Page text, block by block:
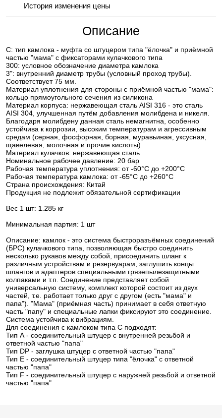
История изменения цены
Описание
С: тип камлока - муфта со штуцером типа "ёлочка" и приёмной
частью "мама" с фиксаторами кулачкового типа
300: условное обозначение диаметра камлока
3": внутренний диаметр трубы (условный проход трубы).
Соответствует 75 мм.
Материал уплотнения для стороны с приёмной частью "мама":
кольцо прямоугольного сечения из силикона
Материал корпуса: нержавеющая сталь AISI 316 - это сталь
AISI 304, улучшенная путём добавления молибдена и никеля.
Благодаря молибдену данная сталь немагнитна, особенно
устойчива к коррозии, высоким температурам и агрессивным
средам (серная, фосфорная, борная, муравьиная, уксусная,
щавелевая, молочная и прочие кислоты)
Материал кулачков: нержавеющая сталь
Номинальное рабочее давление: 20 бар
Рабочая температура уплотнения: от -60°C до +200°C
Рабочая температура камлока: от -65°C до +260°C
Страна происхождения: Китай
Продукция не подлежит обязательной сертификации
Вес 1 шт: 1.285 кг
Минимальная партия: 1 шт
Описание: камлок - это система быстроразъёмных соединений
(БРС) кулачкового типа, позволяющая быстро соединить
несколько рукавов между собой, присоединить шланг к
различным устройствам и резервуарам, заглушить концы
шлангов и адаптеров специальными грязепылезащитными
колпаками и т.п. Соединение представляет собой
универсальную систему, комплект которой состоит из двух
частей, т.е. работает только друг с другом (есть "мама" и
папа"). "Мама" (приёмная часть) принимает в себя ответную
часть "папу" и специальные лапки фиксируют это соединение.
Система устойчива к вибрациям.
Для соединения с камлоком типа C подходят:
Тип А - соединительный штуцер с внутренней резьбой и
ответной частью "папа"
Тип DP - заглушка штуцер с ответной частью "папа"
Тип Е - соединительный штуцер типа "ёлочка" с ответной
частью "папа"
Тип F - соединительный штуцер с наружней резьбой и ответной
частью "папа"